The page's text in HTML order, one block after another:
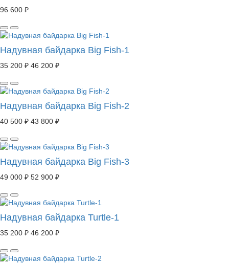
96 600 ₽
Надувная байдарка Big Fish-1
35 200 ₽ 46 200 ₽
Надувная байдарка Big Fish-2
40 500 ₽ 43 800 ₽
Надувная байдарка Big Fish-3
49 000 ₽ 52 900 ₽
Надувная байдарка Turtle-1
35 200 ₽ 46 200 ₽